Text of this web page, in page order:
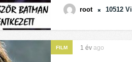
root 10512
FILM 1 év ago